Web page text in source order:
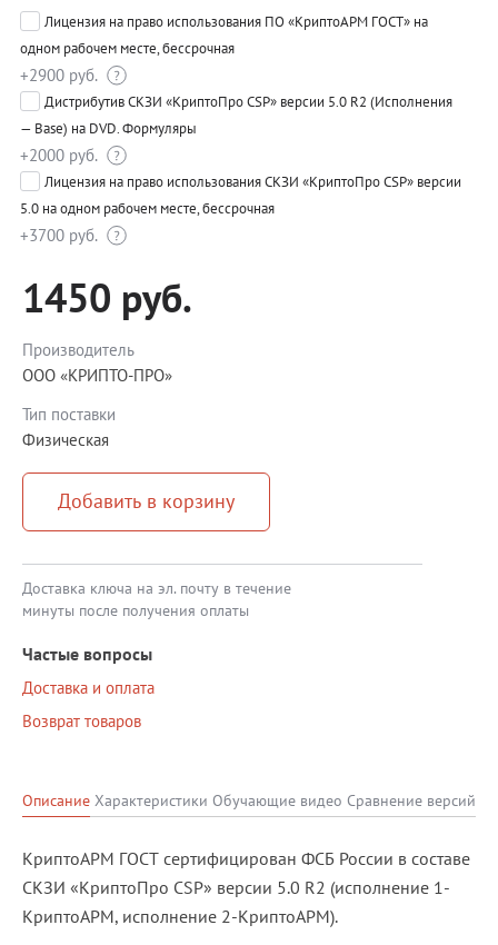
Лицензия на право использования ПО «КриптоАРМ ГОСТ» на
одном рабочем месте, бессрочная
+2900 руб.
Дистрибутив СКЗИ «КриптоПро CSP» версии 5.0 R2 (Исполнения
— Base) на DVD. Формуляры
+2000 руб.
Лицензия на право использования СКЗИ «КриптоПро CSP» версии
5.0 на одном рабочем месте, бессрочная
+3700 руб.
1450 руб.
Производитель
ООО «КРИПТО-ПРО»
Тип поставки
Физическая
Добавить в корзину
Доставка ключа на эл. почту в течение
минуты после получения оплаты
Частые вопросы
Доставка и оплата
Возврат товаров
Описание Характеристики Обучающие видео Сравнение версий
КриптоАРМ ГОСТ сертифицирован ФСБ России в составе
СКЗИ «КриптоПро CSP» версии 5.0 R2 (исполнение 1-
КриптоАРМ, исполнение 2-КриптоАРМ).